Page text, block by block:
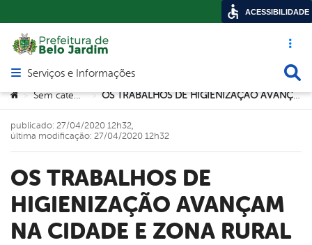
Acesso
Abrir menu principal de navegação
Serviços e Informações
Você está aqui:
> Sem categoria > OS TRABALHOS DE HIGIENIZAÇÃO AVANÇAM NA CIDADE E ZONA RURAL
OS TRABALHOS DE
HIGIENIZAÇÃO AVANÇAM
NA CIDADE E ZONA RURAL
publicado: 27/04/2020 12h32,
última modificação: 27/04/2020 12h32
ACESSIBILIDADE